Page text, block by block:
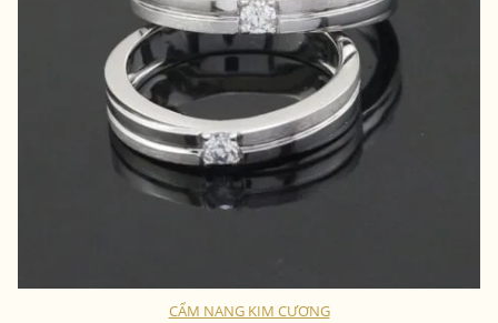
CẨM NANG KIM CƯƠNG